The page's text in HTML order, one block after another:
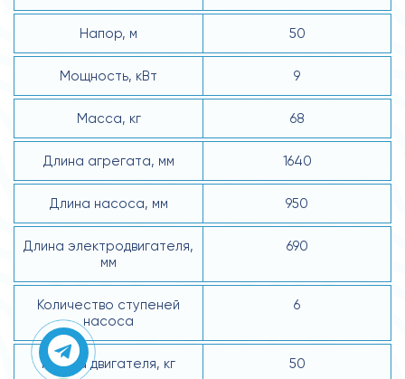
Напор, м 50
Мощность, кВт 9
Масса, кг 68
Длина агрегата, мм 1640
Длина насоса, мм 950
Длина электродвигателя,
мм
690
Количество ступеней
насоса
6
Масса двигателя, кг 50